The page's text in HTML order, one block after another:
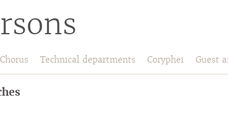
Chorus Technical departments Coryphei Guest